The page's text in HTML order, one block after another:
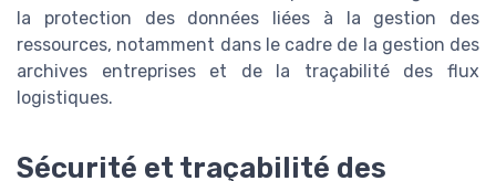
la protection des données liées à la gestion des
ressources, notamment dans le cadre de la gestion des
archives entreprises et de la traçabilité des flux
logistiques.
Sécurité et traçabilité des